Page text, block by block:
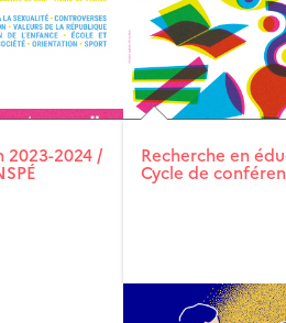
2023-2024 / Recherche en
Cycle de